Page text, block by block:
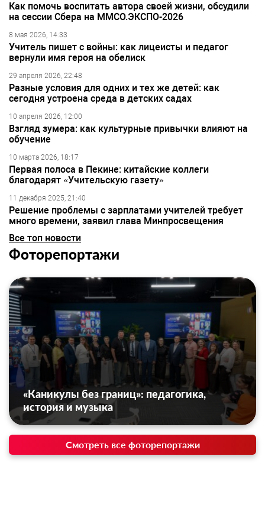
Как помочь воспитать автора своей жизни, обсудили
на сессии Сбера на ММСО.ЭКСПО-2026
8 мая 2026, 14:33
Учитель пишет с войны: как лицеисты и педагог
вернули имя героя на обелиск
29 апреля 2026, 22:48
Разные условия для одних и тех же детей: как
сегодня устроена среда в детских садах
10 апреля 2026, 12:00
Взгляд зумера: как культурные привычки влияют на
обучение
10 марта 2026, 18:17
Первая полоса в Пекине: китайские коллеги
благодарят «Учительскую газету»
11 декабря 2025, 21:40
Решение проблемы с зарплатами учителей требует
много времени, заявил глава Минпросвещения
Все топ новости
Фоторепортажи
«Каникулы без границ»: педагогика,
история и музыка
Смотреть все фоторепортажи